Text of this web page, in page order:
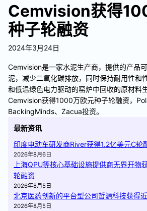
Cemvision获得
种子轮融资
2024年3月24日
Cemvision是一家水泥生产商，提供的产品
泥，减少二氧化碳排放，同时保持耐用性和
和低温绿色电力驱动的窑炉中回收的原材料
Cemvision获得1000万欧元种子轮融资，
BackingMinds、Zacua投资。
最新资讯
印度电动车研发商River获得1.2亿美元C轮
2026年8月6日
上海QPU等核心基础设施提供商无界开物
轮融资
2026年8月5日
北京医药创新的平台型公司哲源科技获得
2026年8月5日